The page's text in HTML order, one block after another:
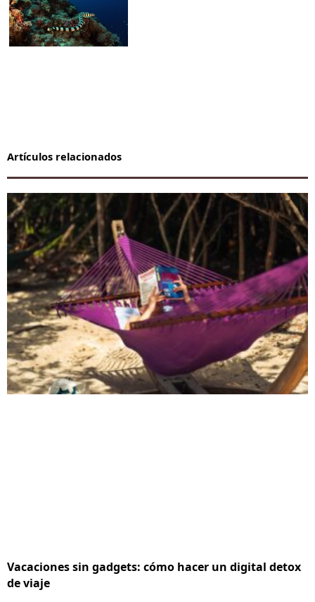
Artículos relacionados
Vacaciones sin gadgets: cómo hacer un digital detox
de viaje